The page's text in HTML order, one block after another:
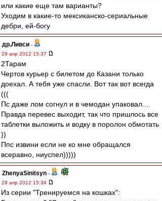
или какие еще там варианты?
Уходим в какие-то мексиканско-сериальные
дебри, ей-богу
др.Ливси -
29 апр 2012 15:37
2Тарам
Чертов курьер с билетом до Казани только
доехал. А тебя уже спасли. Вот так вот всегда
(((
Пс даже лом согнул и в чемодан упаковал....
Правда перевес выходит, так что пришлось все
таблетки выложить и водку в поролон обмотать
))
Ппс извини если не ко мне обращался
всеравно, ниуспел)))))
ZhenyaSinitsyn -
29 апр 2012 15:34
Из серии "Тренируемся на кошках":